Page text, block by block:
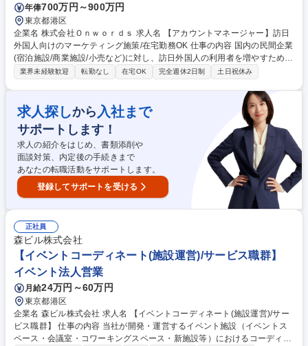
ション支援
年俸700万円～900万円
東京都港区
企業名 株式会社Ｏｎｗｏｒｄｓ 求人名 【アカウントマネージャー】訪日
外国人向けのマーケティング施策/在宅勤務OK 仕事の内容 国内の民間企業
(宿泊施設/商業施設/小売など)に対し、訪日外国人の利用者を増やすための
マーケティング施策の提案をお任せします。あだ名文化で、元リクル―ト
出資会社であるWAmazing社が持つ、豊富な訪日旅行者データ（予約・購
買履歴）と、台湾・香港などのネイティブスタッフの知見を掛け合わせ、
国内の民間企業や自治体に対し、データに基づく精度の高いプロモーショ
ンをワンストップで提供しています。プランナー陣（9名在籍）と分業し
ながら、売上につながる上流部分の提案に集中することができます。 募集
職種 【アカウントマネージャー】訪日外国人向けのマーケティング施策/
在宅勤務OK
業界未経験歓迎 転勤なし 在宅OK 完全週休2日制 土日祝休み
求人探しから 入社まで
サポートします！
求人の紹介をはじめ、書類添削や
面談対策、内定後の手続きまで
あなたの転職活動をサポートします。
登録してサポートを受ける
正社員
森ビル株式会社
【イベントコーディネート(施設運営)/サービス職群】
イベント法人営業
月給24万円～60万円
東京都港区
企業名 森ビル株式会社 求人名 【イベントコーディネート(施設運営)/サー
ビス職群】 仕事の内容 当社が開発・運営するイベント施設（イベントス
ペース・会議室・コワーキングスペース・新施設等）におけるコーディネ